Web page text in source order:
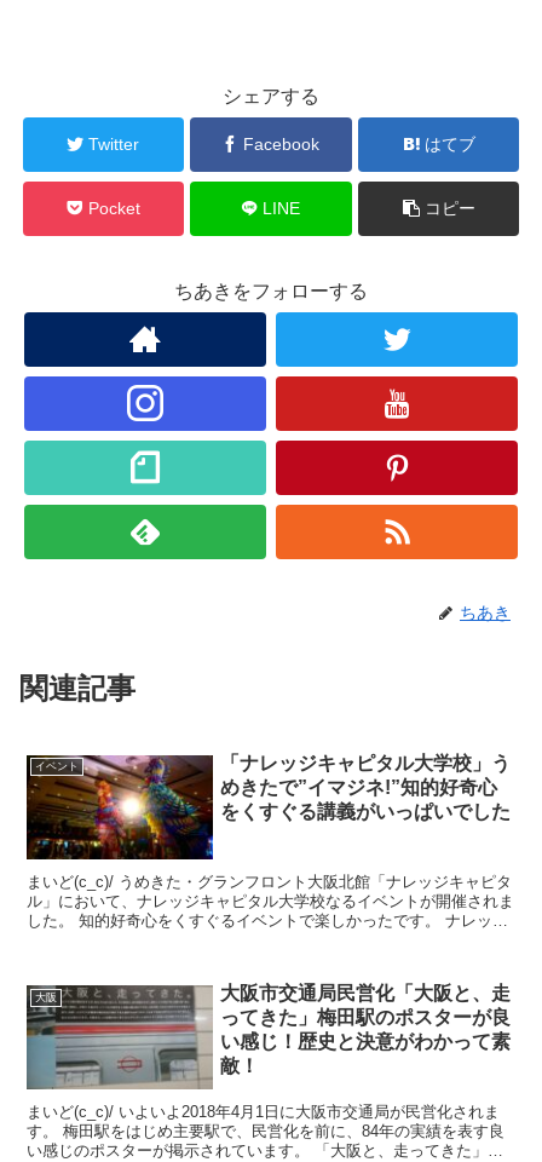
シェアする
Twitter Facebook はてブ
Pocket LINE コピー
ちあきをフォローする
ちあき
関連記事
イベント
「ナレッジキャピタル大学校」う
めきたで”イマジネ!”知的好奇心
をくすぐる講義がいっぱいでした
まいど(c_c)/ うめきた・グランフロント大阪北館「ナレッジキャピタ
ル」において、ナレッジキャピタル大学校なるイベントが開催されま
した。 知的好奇心をくすぐるイベントで楽しかったです。 ナレッジ
大阪
大阪市交通局民営化「大阪と、走
ってきた」梅田駅のポスターが良
い感じ！歴史と決意がわかって素
敵！
まいど(c_c)/ いよいよ2018年4月1日に大阪市交通局が民営化されま
す。 梅田駅をはじめ主要駅で、民営化を前に、84年の実績を表す良
い感じのポスターが掲示されています。 「大阪と、走ってきた」大